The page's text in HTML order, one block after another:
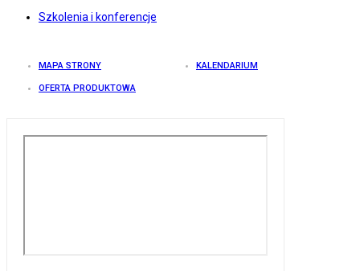
Szkolenia i konferencje
MAPA STRONY KALENDARIUM
OFERTA PRODUKTOWA